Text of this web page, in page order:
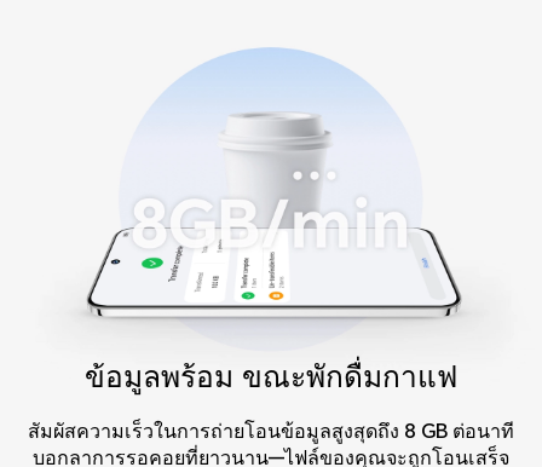
ข้อมูลพร้อม ขณะพักดื่มกาแฟ
สัมผัสความเร็วในการถ่ายโอนข้อมูลสูงสุดถึง 8 GB ต่อนาที
บอกลาการรอคอยที่ยาวนาน—ไฟล์ของคุณจะถูกโอนเสร็จ